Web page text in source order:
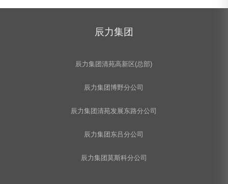
辰力集团
辰力集团清苑高新区(总部)
辰力集团博野分公司
辰力集团清苑发展东路分公司
辰力集团东吕分公司
辰力集团莫斯科分公司